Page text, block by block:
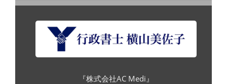
『株式会社AC Medi』